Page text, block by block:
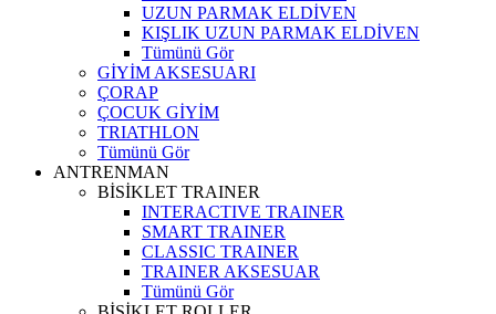
UZUN PARMAK ELDİVEN
KIŞLIK UZUN PARMAK ELDİVEN
Tümünü Gör
GİYİM AKSESUARI
ÇORAP
ÇOCUK GİYİM
TRIATHLON
Tümünü Gör
ANTRENMAN
BİSİKLET TRAINER
INTERACTIVE TRAINER
SMART TRAINER
CLASSIC TRAINER
TRAINER AKSESUAR
Tümünü Gör